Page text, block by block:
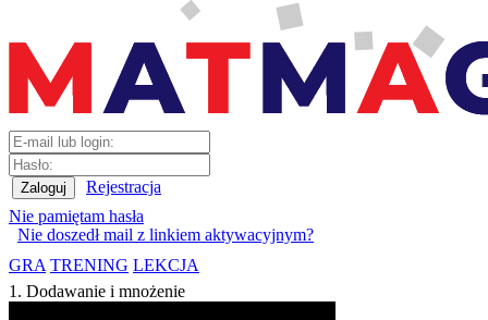
Rejestracja
Nie pamiętam hasła
Nie doszedł mail z linkiem aktywacyjnym?
GRA TRENING LEKCJA
1. Dodawanie i mnożenie